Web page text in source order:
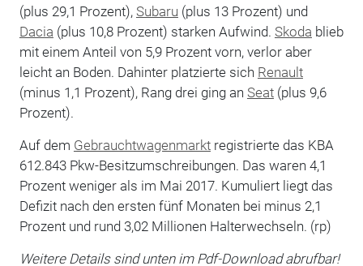
(plus 29,1 Prozent), Subaru (plus 13 Prozent) und
Dacia (plus 10,8 Prozent) starken Aufwind. Skoda blieb
mit einem Anteil von 5,9 Prozent vorn, verlor aber
leicht an Boden. Dahinter platzierte sich Renault
(minus 1,1 Prozent), Rang drei ging an Seat(plus 9,6
Prozent).
Auf dem Gebrauchtwagenmarktregistrierte das KBA
612.843 Pkw-Besitzumschreibungen. Das waren 4,1
Prozent weniger als im Mai 2017. Kumuliert liegt das
Defizit nach den ersten fünf Monaten bei minus 2,1
Prozent und rund 3,02 Millionen Halterwechseln. (rp)
Weitere Details sind unten im Pdf-Download abrufbar!